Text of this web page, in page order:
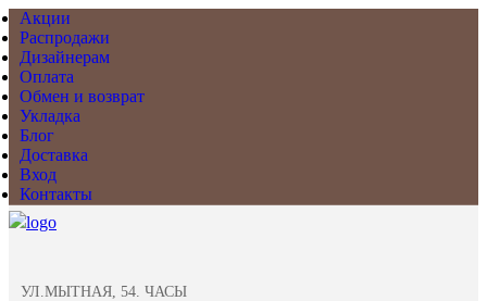
Акции
Распродажи
Дизайнерам
Оплата
Обмен и возврат
Укладка
Блог
Доставка
Вход
Контакты
УЛ.МЫТНАЯ, 54. ЧАСЫ